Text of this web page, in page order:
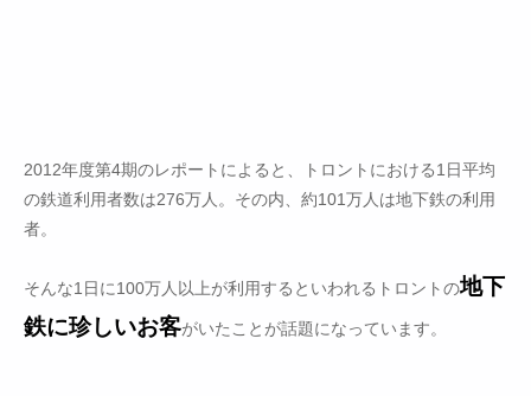
2012年度第4期のレポートによると、トロントにおける1日平均
の鉄道利用者数は276万人。その内、約101万人は地下鉄の利用
者。
そんな1日に100万人以上が利用するといわれるトロントの地下
鉄に珍しいお客がいたことが話題になっています。